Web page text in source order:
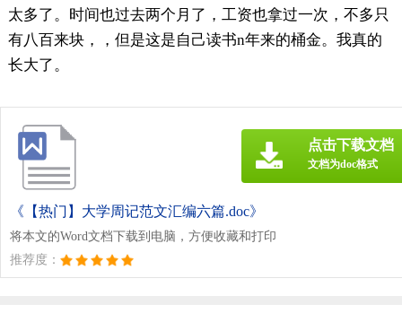
太多了。时间也过去两个月了，工资也拿过一次，不多只
有八百来块，，但是这是自己读书n年来的桶金。我真的
长大了。
《【热门】大学周记范文汇编六篇.doc》
将本文的Word文档下载到电脑，方便收藏和打印
推荐度：
点击下载文档
文档为doc格式